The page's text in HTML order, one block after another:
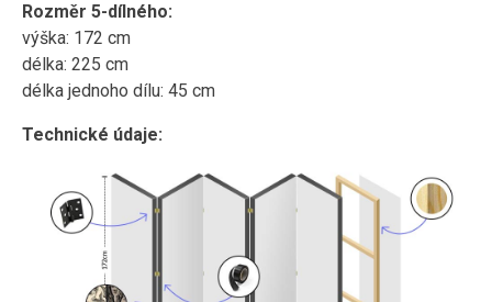
Rozměr 5-dílného:
výška: 172 cm
délka: 225 cm
délka jednoho dílu: 45 cm
Technické údaje: